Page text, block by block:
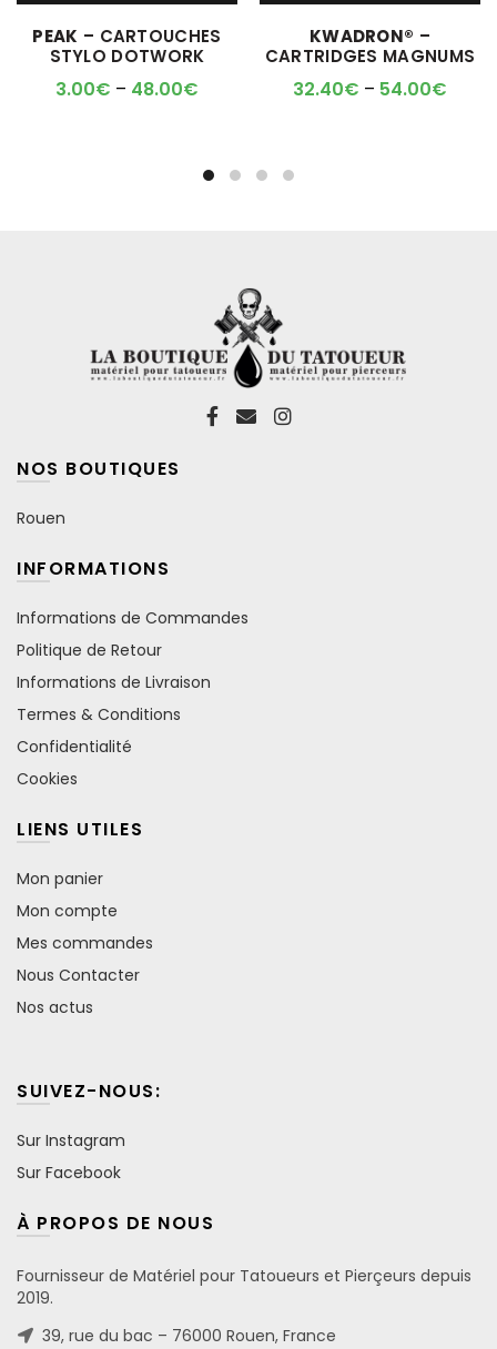
plusieurs
variations.
Les
PEAK – CARTOUCHES
STYLO DOTWORK
3.00€ – 48.00€
plusieurs
variations.
Les
KWADRON® –
CARTRIDGES MAGNUMS
32.40€ – 54.00€
NOS BOUTIQUES
Rouen
INFORMATIONS
Informations de Commandes
Politique de Retour
Informations de Livraison
Termes & Conditions
Confidentialité
Cookies
LIENS UTILES
Mon panier
Mon compte
Mes commandes
Nous Contacter
Nos actus
SUIVEZ-NOUS:
Sur Instagram
Sur Facebook
À PROPOS DE NOUS
Fournisseur de Matériel pour Tatoueurs et Pierçeurs depuis
2019.
39, rue du bac – 76000 Rouen, France